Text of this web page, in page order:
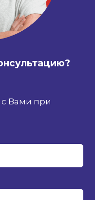
Вами при